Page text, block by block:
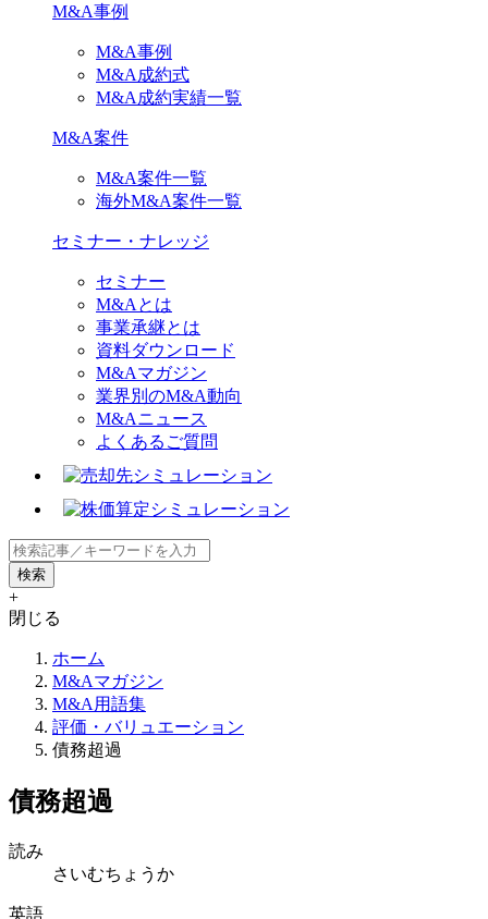
M&A事例
M&A事例
M&A成約式
M&A成約実績一覧
M&A案件
M&A案件一覧
海外M&A案件一覧
セミナー・ナレッジ
セミナー
M&Aとは
事業承継とは
資料ダウンロード
M&Aマガジン
業界別のM&A動向
M&Aニュース
よくあるご質問
+
閉じる
ホーム
M&Aマガジン
M&A用語集
評価・バリュエーション
債務超過
債務超過
読み
さいむちょうか
英語